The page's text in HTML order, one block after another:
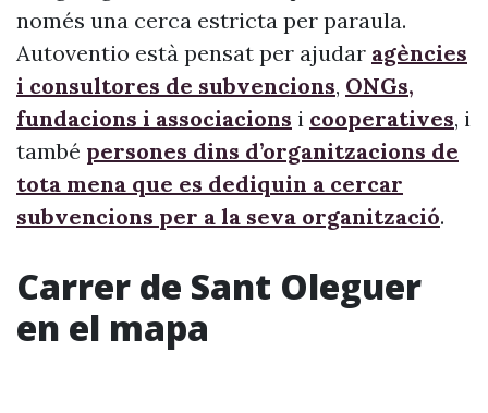
només una cerca estricta per paraula.
Autoventio està pensat per ajudar agències
i consultores de subvencions, ONGs,
fundacions i associacions i cooperatives, i
també persones dins d’organitzacions de
tota mena que es dediquin a cercar
subvencions per a la seva organització.
Carrer de Sant Oleguer
en el mapa